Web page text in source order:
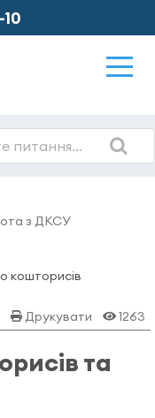
з ДКСУ
кошторисів
Друкувати 1263
та